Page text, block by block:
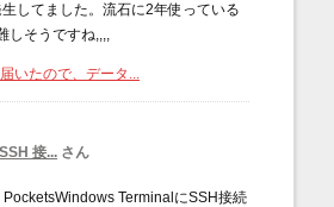
してました。流石に2年使っている
しそうですね,,,,
いたので、データ...
接... さん
TerminalにSSH接続